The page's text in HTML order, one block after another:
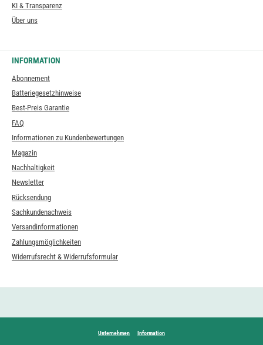
KI & Transparenz
Über uns
INFORMATION
Abonnement
Batteriegesetzhinweise
Best-Preis Garantie
FAQ
Informationen zu Kundenbewertungen
Magazin
Nachhaltigkeit
Newsletter
Rücksendung
Sachkundenachweis
Versandinformationen
Zahlungsmöglichkeiten
Widerrufsrecht & Widerrufsformular
Unternehmen Information